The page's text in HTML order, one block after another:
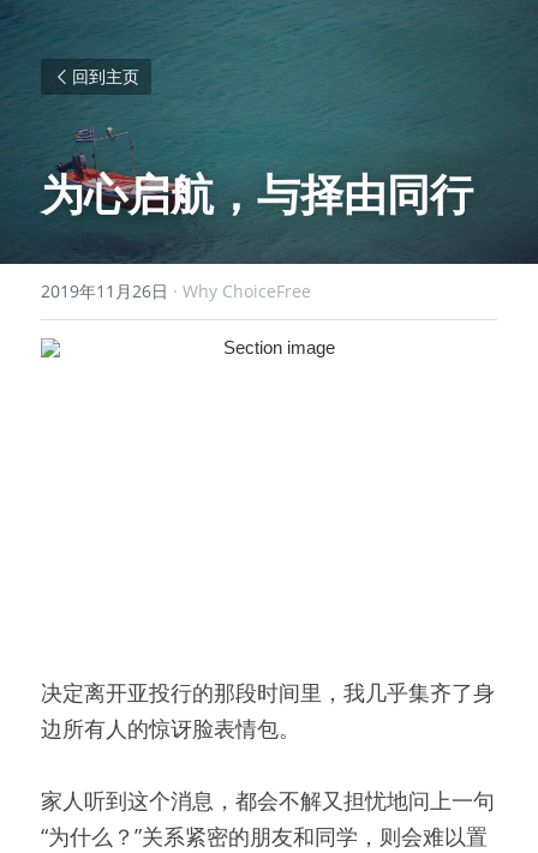
回到主页
为心启航，与择由同行
2019年11月26日 · Why ChoiceFree
决定离开亚投行的那段时间里，我几乎集齐了身
边所有人的惊讶脸表情包。
家人听到这个消息，都会不解又担忧地问上一句
“为什么？”关系紧密的朋友和同学，则会难以置